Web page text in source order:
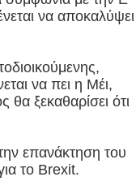
να αποκαλύψει
να πει η Μέι,
ξεκαθαρίσει ότι
επανάκτηση του
το Brexit.